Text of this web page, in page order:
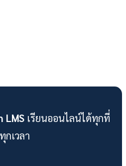
LMS เรียนออนไลน์ได้ทุกที่
ทุกเวลา